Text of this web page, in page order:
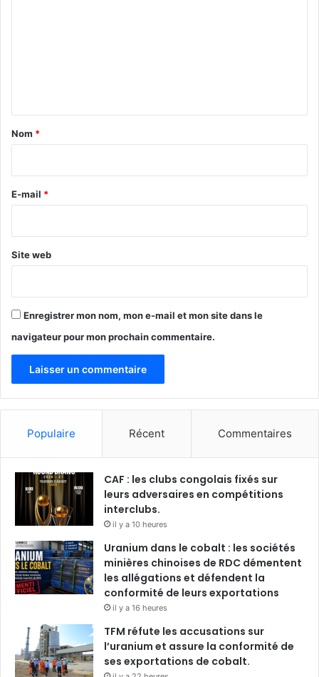
a
e
Nom *
E-mail *
Site web
Enregistrer mon nom, mon e-mail et mon site dans le
navigateur pour mon prochain commentaire.
Populaire Récent Commentaires
CAF : les clubs congolais fixés sur
leurs adversaires en compétitions
interclubs.
il y a 10 heures
Uranium dans le cobalt : les sociétés
minières chinoises de RDC démentent
les allégations et défendent la
conformité de leurs exportations
il y a 16 heures
TFM réfute les accusations sur
l’uranium et assure la conformité de
ses exportations de cobalt.